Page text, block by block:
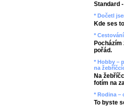
Standard
* Dočetl
Kde ses
*
pořád.
* Hobby –
na
Na
fotím na
* Rodina –
To byste